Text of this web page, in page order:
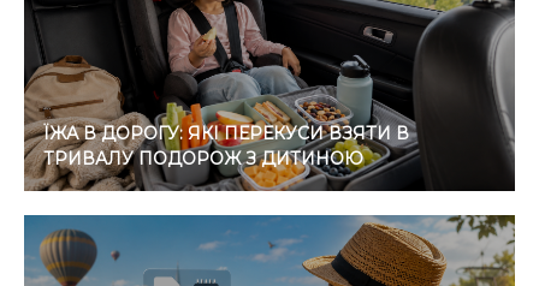
ЇЖА В ДОРОГУ: ЯКІ ПЕРЕКУСИ ВЗЯТИ В
ТРИВАЛУ ПОДОРОЖ З ДИТИНОЮ